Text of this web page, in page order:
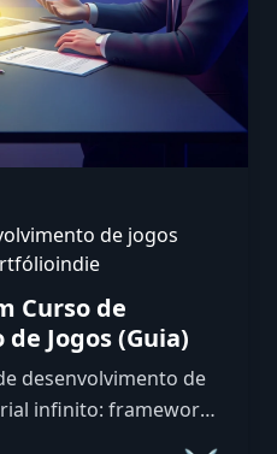
de jogos
indie
Curso de
Jogos (Guia)
desenvolvimento de
infinito: framework